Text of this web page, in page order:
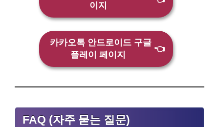
이지
카카오톡 안드로이드 구글
플레이 페이지
👈
FAQ (자주 묻는 질문)